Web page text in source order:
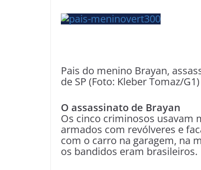
Pais do menino Brayan,
de SP (Foto: Kleber Tomaz/G1)
O assassinato de Brayan
Os cinco criminosos usavam
armados com revólveres e
com o carro na garagem, na
os bandidos eram brasileiros.